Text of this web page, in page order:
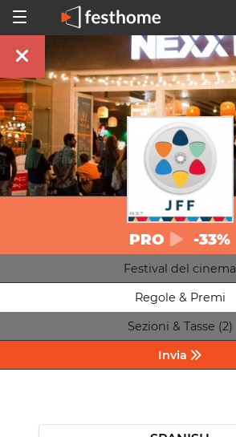
PRO -33%
Festival del cinema
Regole & Premi
Sezioni & Tasse (2)
Invia